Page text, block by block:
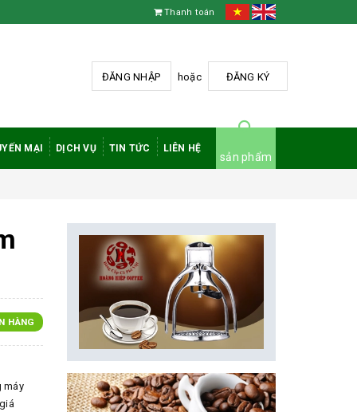
Thanh toán
ĐĂNG NHẬP hoặc ĐĂNG KÝ
MẠI DỊCH VỤ TIN TỨC LIÊN HỆ
sản phẩm
HÀNG
máy